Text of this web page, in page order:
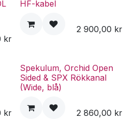
kr
HF-kabel
2 900,00 kr
kr
Spekulum, Orchid Open
Sided & SPX Rökkanal
(Wide, blå)
2 860,00 kr